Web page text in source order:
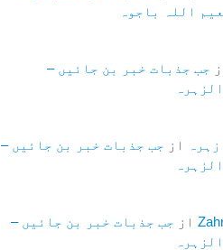
اللہ باجوہ
جب جذبات خبر بن جائیں –
از جب جذبات خبر بن جائیں –
از جب جذبات خبر بن جائیں –